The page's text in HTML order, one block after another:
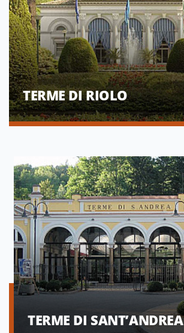
TERME DI RIOLO
TERME DI SANT’ANDREA